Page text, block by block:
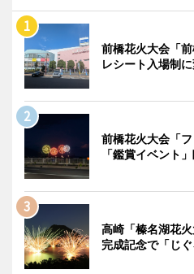
前橋花火大会「
レシート入場制
前橋花火大会「
「鑑賞イベント
高崎「榛名湖花
完成記念で「じぐ